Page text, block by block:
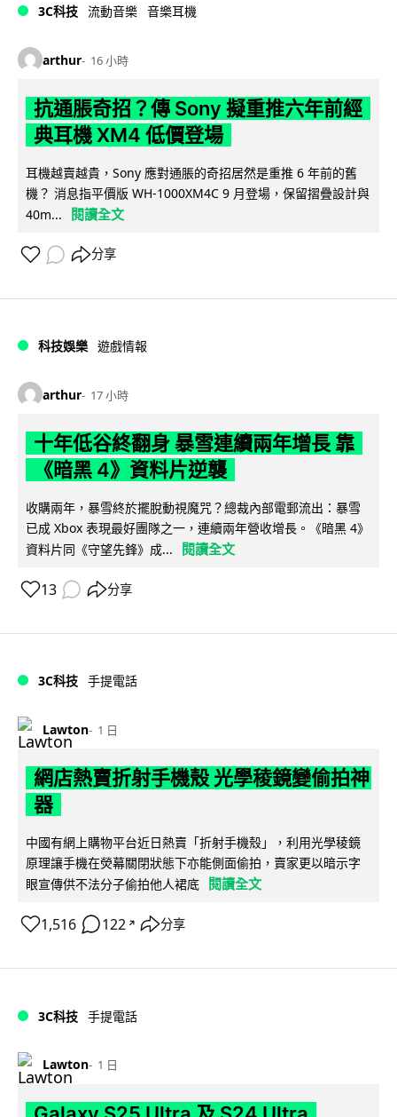
3C科技 流動音樂 音樂耳機
arthur 16 小時
抗通脹奇招？傳 Sony 擬重推六年前經
典耳機 XM4 低價登場
耳機越賣越貴，Sony 應對通脹的奇招居然是重推 6 年前的舊
機？ 消息指平價版 WH-1000XM4C 9 月登場，保留摺疊設計與
40m...
閱讀全文
分享
科技娛樂 遊戲情報
arthur 17 小時
十年低谷終翻身 暴雪連續兩年增長 靠
《暗黑 4》資料片逆襲
收購兩年，暴雪終於擺脫動視魔咒？總裁內部電郵流出：暴雪
已成 Xbox 表現最好團隊之一，連續兩年營收增長。《暗黑 4》
資料片同《守望先鋒》成...
閱讀全文
13 分享
3C科技 手提電話
Lawton 1 日
網店熱賣折射手機殼 光學稜鏡變偷拍神
器
中國有網上購物平台近日熱賣「折射手機殼」，利用光學稜鏡
原理讓手機在熒幕關閉狀態下亦能側面偷拍，賣家更以暗示字
眼宣傳供不法分子偷拍他人裙底
閱讀全文
1,516 122 ↗ 分享
3C科技 手提電話
Lawton 1 日